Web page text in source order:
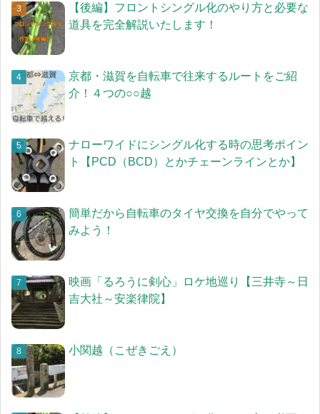
【後編】フロントシングル化のやり方と必要な
道具を完全解説いたします！
京都・滋賀を自転車で往来するルートをご紹
介！４つの○○越
ナローワイドにシングル化する時の思考ポイン
ト【PCD（BCD）とかチェーンラインとか】
簡単だから自転車のタイヤ交換を自分でやって
みよう！
映画「るろうに剣心」ロケ地巡り【三井寺～日
吉大社～安楽律院】
小関越（こぜきごえ）